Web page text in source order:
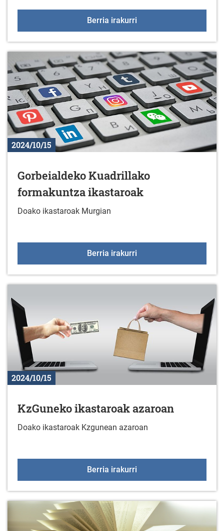
Berria irakurri
2024/10/15
Gorbeialdeko Kuadrillako
formakuntza ikastaroak
Doako ikastaroak Murgian
Berria irakurri
2024/10/15
KzGuneko ikastaroak azaroan
Doako ikastaroak Kzgunean azaroan
Berria irakurri